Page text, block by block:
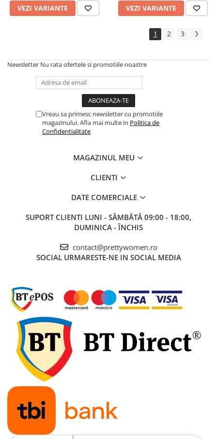
VEZI VARIANTE VEZI VARIANTE
1 2 3
Newsletter Nu rata ofertele si promotiile noastre
Vreau sa primesc newsletter cu promotiile
magazinului. Afla mai multe in Politica de
Confidentialitate
MAGAZINUL MEU
CLIENTI
DATE COMERCIALE
SUPORT CLIENTI LUNI - SÂMBĂTĂ 09:00 - 18:00,
DUMINICA - ÎNCHIS
contact@prettywomen.ro
SOCIAL URMARESTE-NE IN SOCIAL MEDIA